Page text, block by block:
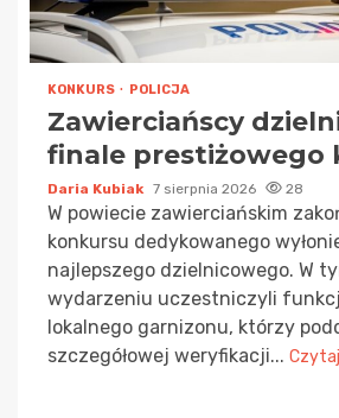
KONKURS POLICJA
Zawierciańscy
finale prestiżowego
Daria Kubiak 7 sierpnia 2026 28
W powiecie zawierciańskim
konkursu dedykowanego
najlepszego dzielnicowego. W
wydarzeniu uczestniczyli
lokalnego garnizonu, którzy
szczegółowej weryfikacji...